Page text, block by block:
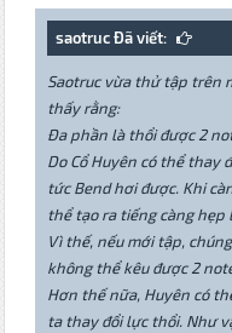
saotruc Đã viết:
Saotruc vừa thử tập trên
thấy rằng:
Đa phần là thổi được 2
Do Cổ Huyên có thể thay
tức Bend hơi được. Khi
thể tạo ra tiếng càng hẹp
Vì thế, nếu mới tập,
không thể kêu được 2
Hơn thế nữa, Huyên có
ta thay đổi lực thổi. Như